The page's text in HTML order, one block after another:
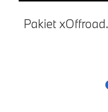
Pakiet xOffroad.